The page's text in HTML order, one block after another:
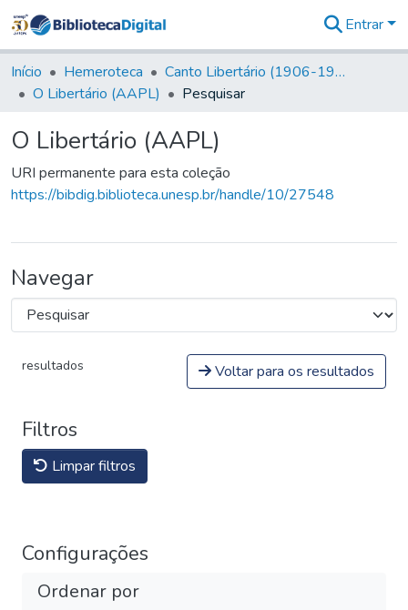
&
Coleções
Tudo na
Digital
Estatísticas
Entrar
Início Hemeroteca
Canto Libertário (1906-1995)
O Libertário (AAPL)
Pesquisar
O Libertário (AAPL)
URI permanente para esta coleção
https://bibdig.biblioteca.unesp.br/handle/10/27548
Navegar
resultados Voltar para os resultados
Filtros
Limpar filtros
Configurações
Ordenar por